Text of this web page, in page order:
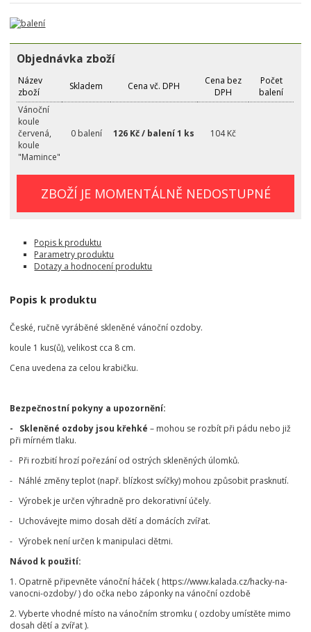
Objednávka zboží
Název
zboží
Skladem Cena vč. DPH
Cena bez
DPH
Počet
balení
Vánoční
koule
červená,
koule
"Mamince"
0 balení 126 Kč / balení 1 ks 104 Kč
ZBOŽÍ JE MOMENTÁLNĚ NEDOSTUPNÉ
Popis k produktu
Parametry produktu
Dotazy a hodnocení produktu
Popis k produktu
České, ručně vyráběné skleněné vánoční ozdoby.
koule 1 kus(ů), velikost cca 8 cm.
Cena uvedena za celou krabičku.
Bezpečnostní pokyny a upozornění:
- Skleněné ozdoby jsou křehké – mohou se rozbít při pádu nebo již
při mírném tlaku.
- Při rozbití hrozí pořezání od ostrých skleněných úlomků.
- Náhlé změny teplot (např. blízkost svíčky) mohou způsobit prasknutí.
- Výrobek je určen výhradně pro dekorativní účely.
- Uchovávejte mimo dosah dětí a domácích zvířat.
- Výrobek není určen k manipulaci dětmi.
Návod k použití:
1. Opatrně připevněte vánoční háček ( https://www.kalada.cz/hacky-na-
vanocni-ozdoby/ ) do očka nebo záponky na vánoční ozdobě
2. Vyberte vhodné místo na vánočním stromku ( ozdoby umístěte mimo
dosah dětí a zvířat ).